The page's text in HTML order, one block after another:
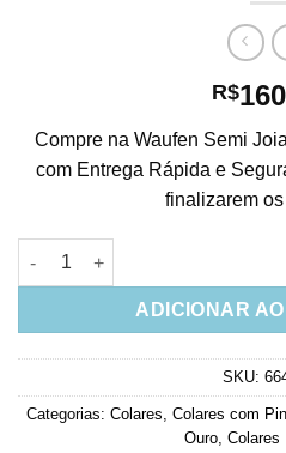
R$
Compre na Waufen Semi
com Entrega Rápida e
finalizarem
Colar De Gotinha Pequena
ADICIONAR
SKU:
Categorias: Colares, Colares com
Ouro, Colares